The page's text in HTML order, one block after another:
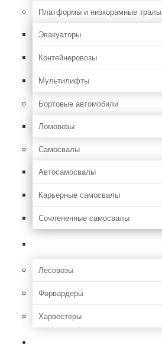
Платформы и низкорамные тралы
Эвакуаторы
Контейнеровозы
Мультилифты
Бортовые автомобили
Ломовозы
Самосвалы
Автосамосвалы
Карьерные самосвалы
Сочлененные самосвалы
Лесовозы
Форвардеры
Харвестеры